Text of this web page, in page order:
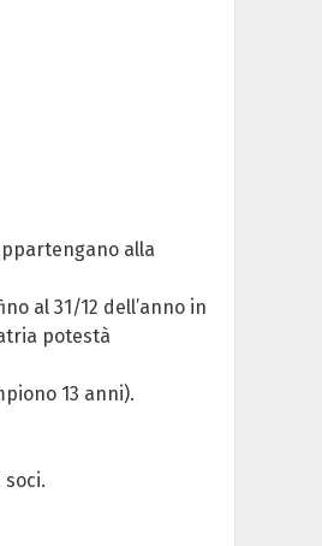
alla
al 31/12 dell’anno in
potestà
13 anni).